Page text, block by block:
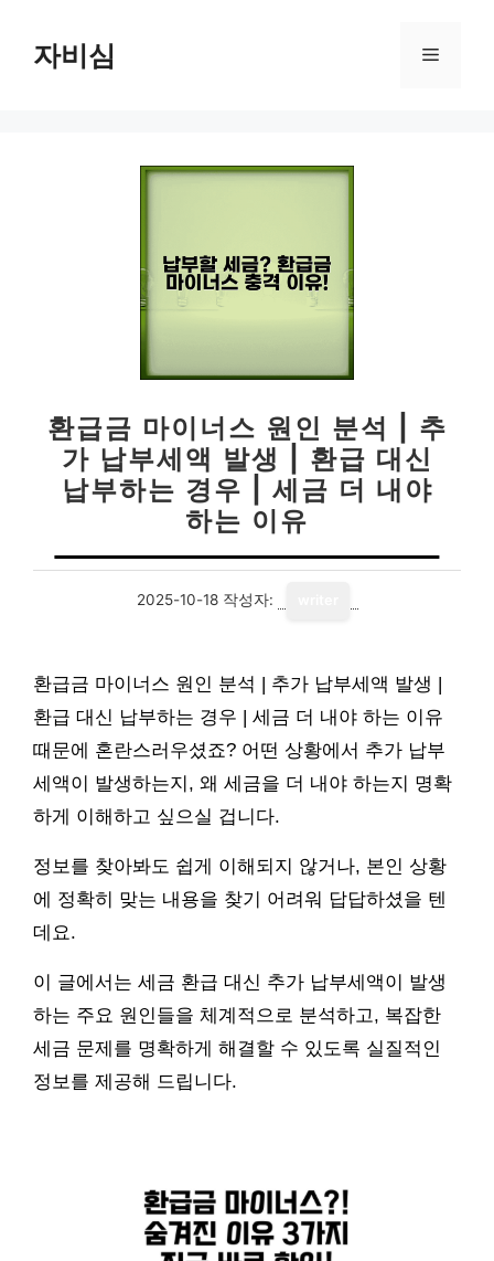
자비심 메
환급금 마이너스 원인 분석 | 추
가 납부세액 발생 | 환급 대신
납부하는 경우 | 세금 더 내야
하는 이유
2025-10-18 작성자:
환급금 마이너스 원인 분석 | 추가 납부세액 발생 |
환급 대신 납부하는 경우 | 세금 더 내야 하는 이유
때문에 혼란스러우셨죠? 어떤 상황에서 추가 납부
세액이 발생하는지, 왜 세금을 더 내야 하는지 명확
하게 이해하고 싶으실 겁니다.
정보를 찾아봐도 쉽게 이해되지 않거나, 본인 상황
에 정확히 맞는 내용을 찾기 어려워 답답하셨을 텐
데요.
이 글에서는 세금 환급 대신 추가 납부세액이 발생
하는 주요 원인들을 체계적으로 분석하고, 복잡한
세금 문제를 명확하게 해결할 수 있도록 실질적인
정보를 제공해 드립니다.